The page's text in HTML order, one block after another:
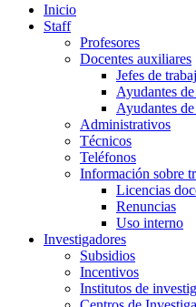
Inicio
Staff
Profesores
Docentes auxiliares
Jefes de
Ayudantes
Ayudantes
Administrativos
Técnicos
Teléfonos
Información sobre
Licencias
Renuncias
Uso interno
Investigadores
Subsidios
Incentivos
Institutos de